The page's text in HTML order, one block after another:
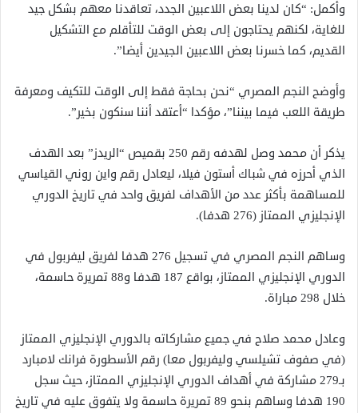
وأكمل: “كان لدينا بعض اللاعبين الجدد، تعاقدنا معهم بشكل جيد
للغاية، لكنهم يحتاجون إلى بعض الوقت للتأقلم مع التشكيل
القديم، كما خسرنا بعض اللاعبين الجيدين أيضا”.
وأوضح النجم المصري “نحن بحاجة فقط إلى الوقت للتكيف ومعرفة
طريقة اللعب فيما بيننا”، مؤكدا “أعتقد أننا سنكون بخير”.
يذكر أن محمد وصل لهدفه رقم 250 بقميص “الريدز” بعد الهدف
الذي أحرزه في شباك أستون فيلا، ليعادل رقم واين روني القياسي
للمساهمة بأكثر عدد من الأهداف لفريق واحد في تاريخ الدوري
الإنجليزي الممتاز (276 هدفا).
وساهم النجم المصري في تسجيل 276 هدفا لفريق ليفربول في
الدوري الإنجليزي الممتاز، بواقع 187 هدفا و88 تمريرة حاسمة،
خلال 298 مباراة.
وعادل محمد صلاح في جميع مشاركاته بالدوري الإنجليزي الممتاز
(في صفوف تشيلسي وليفربول معا) رقم الأسطورة فرانك لامبارد
بـ279 مشاركة في أهداف الدوري الإنجليزي الممتاز، حيث سجل
190 هدفا وساهم بنحو 89 تمريرة حاسمة ولا يتفوق عليه في تاريخ